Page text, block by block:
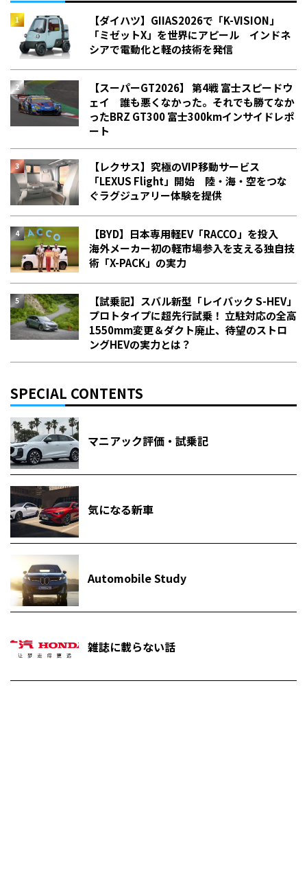
【ダイハツ】GIIAS2026で「K-VISION」
「ミゼットX」を世界にアピール インドネ
シアで電動化と軽の技術を発信
【スーパーGT2026】 第4戦 富士スピードウ
ェイ 誰も悪くなかった。それでも勝てなか
った――BRZ GT300 富士300kmインサイドレポ
ート
【レクサス】究極のVIP移動サービス
「LEXUS Flight」開始 陸・海・空をつな
ぐラグジュアリー体験を提供
【BYD】日本専用軽EV「RACCO」を投入
海外メーカー初の軽市場参入を支える独自技
術「X-PACK」の実力
【試乗記】スバル新型「レイバック S-HEV」
プロトタイプに超先行試乗！ 立駐対応の全高
1550mm変更＆ダクト廃止、待望のストロ
ングHEVの実力とは？
SPECIAL CONTENTS
マニアック評価・試乗記
気になる新車
Automobile Study
雑誌に載らない話